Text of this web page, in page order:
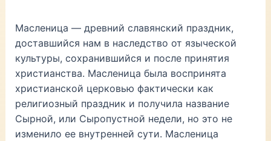
Масленица — древний славянский праздник,
доставшийся нам в наследство от языческой
культуры, сохранившийся и после принятия
христианства. Масленица была воспринята
христианской церковью фактически как
религиозный праздник и получила название
Сырной, или Сыропустной недели, но это не
изменило ее внутренней сути. Масленица